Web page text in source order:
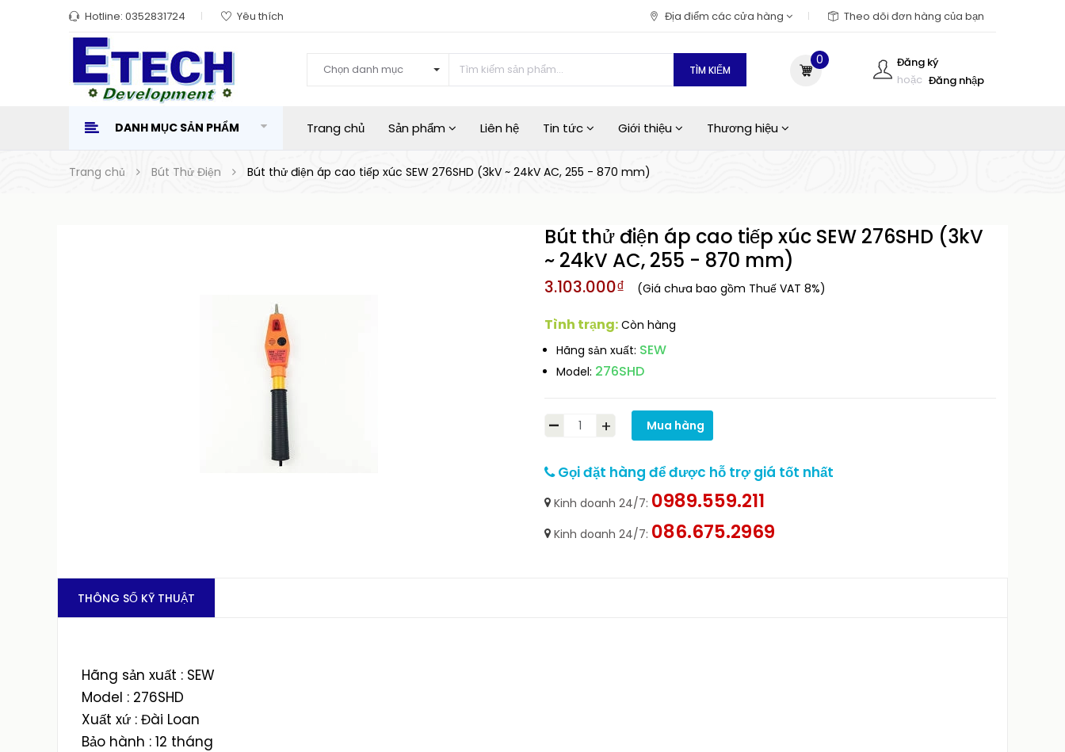
Hotline: 0352831724 Yêu thích Địa điểm các cửa hàng Theo dõi đơn hàng của bạn
Chọn danh mục TÌM KIẾM
Đăng ký
hoặc Đăng nhập
0
DANH MỤC SẢN PHẨM Trang chủ Sản phẩm Liên hệ Tin tức Giới thiệu Thương hiệu
Trang chủ Bút Thử Điện Bút thử điện áp cao tiếp xúc SEW 276SHD (3kV ~ 24kV AC, 255 - 870 mm)
Bút thử điện áp cao tiếp xúc SEW 276SHD (3kV
~ 24kV AC, 255 - 870 mm)
3.103.000₫ (Giá chưa bao gồm Thuế VAT 8%)
Tình trạng: Còn hàng
Hãng sản xuất: SEW
Model: 276SHD
- + Mua hàng
Gọi đặt hàng để được hỗ trợ giá tốt nhất
Kinh doanh 24/7: 0989.559.211
Kinh doanh 24/7: 086.675.2969
THÔNG SỐ KỸ THUẬT
Hãng sản xuất : SEW
Model : 276SHD
Xuất xứ : Đài Loan
Bảo hành : 12 tháng